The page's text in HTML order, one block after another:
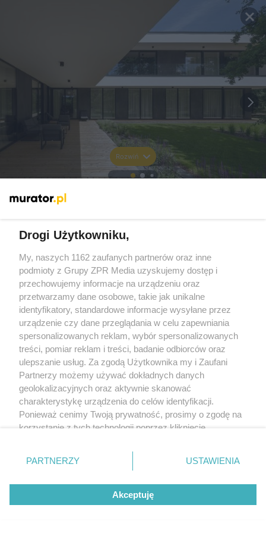
Rozwiń
Drogi Użytkowniku,
My, naszych 1162 zaufanych partnerów oraz inne
podmioty z Grupy ZPR Media uzyskujemy dostęp i
przechowujemy informacje na urządzeniu oraz
przetwarzamy dane osobowe, takie jak unikalne
identyfikatory, standardowe informacje wysyłane przez
urządzenie czy dane przeglądania w celu zapewniania
spersonalizowanych reklam, wybór spersonalizowanych
treści, pomiar reklam i treści, badanie odbiorców oraz
ulepszanie usług. Za zgodą Użytkownika my i Zaufani
Partnerzy możemy używać dokładnych danych
geolokalizacyjnych oraz aktywnie skanować
charakterystykę urządzenia do celów identyfikacji.
Ponieważ cenimy Twoją prywatność, prosimy o zgodę na
korzystanie z tych technologii poprzez kliknięcie
zmienić/wycofać klikając przycisk ustawień prywatności
znajdujący się w lewym dolnym rogu strony
rodzaje przetwarzania danych nie wymagają zgody
użytkownika, ale masz prawo sprzeciwić się takiemu
przetwarzaniu. Preferencje będą miały zastosowanie tylko
PARTNERZY USTAWIENIA
Akceptuję